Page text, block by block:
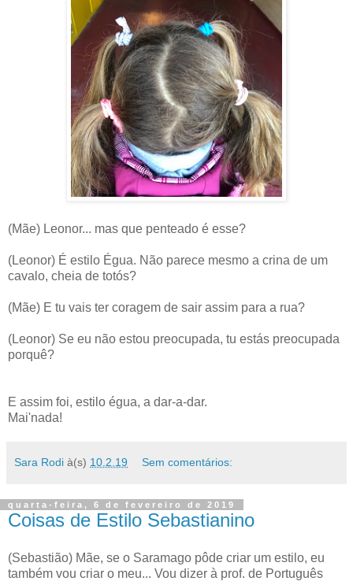
(Mãe) Leonor... mas que penteado é esse?
(Leonor) É estilo Égua. Não parece mesmo a crina de um
cavalo, cheia de totós?
(Mãe) E tu vais ter coragem de sair assim para a rua?
(Leonor) Se eu não estou preocupada, tu estás preocupada
porquê?
E assim foi, estilo égua, a dar-a-dar.
Mai'nada!
Sara Rodi à(s) 10.2.19 Sem comentários:
quarta-feira, 6 de fevereiro de 2019
Coisas de Estilo Sebastianino
(Sebastião) Mãe, se o Saramago pôde criar um estilo, eu
também vou criar o meu... Vou dizer à prof. de Português